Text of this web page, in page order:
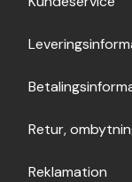
Retur,
Reklamation